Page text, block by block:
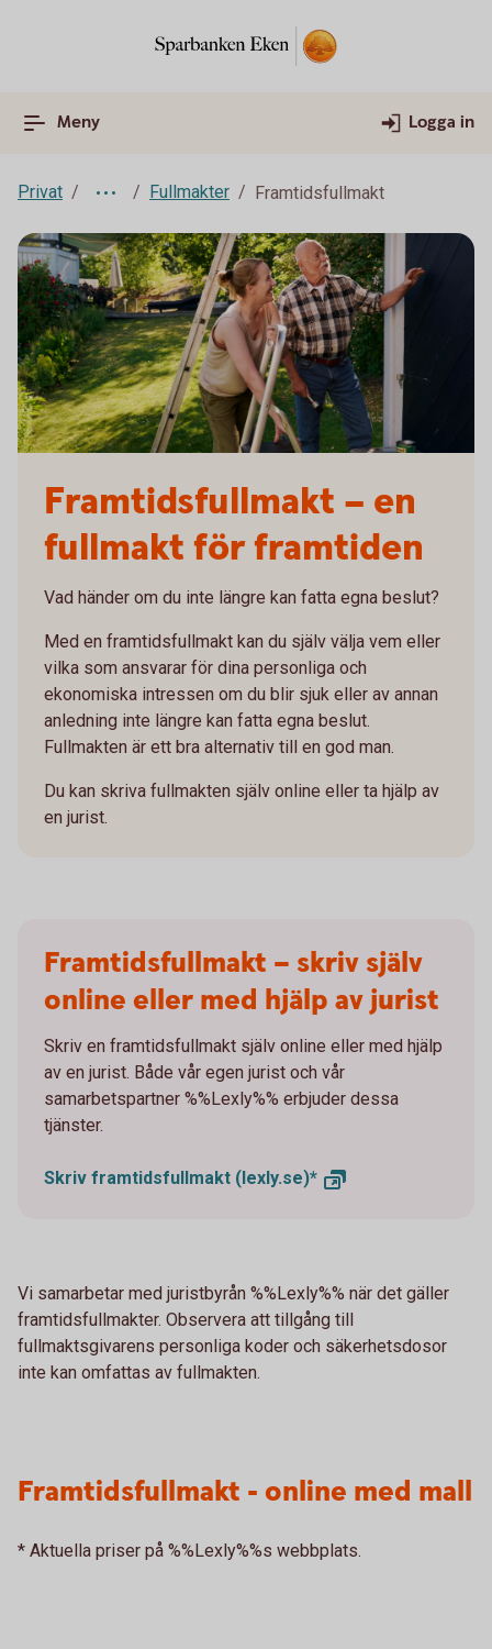
Meny Logga in
Privat Fullmakter Framtidsfullmakt
Framtidsfullmakt – en
fullmakt för framtiden
Vad händer om du inte längre kan fatta egna beslut?
Med en framtidsfullmakt kan du själv välja vem eller
vilka som ansvarar för dina personliga och
ekonomiska intressen om du blir sjuk eller av annan
anledning inte längre kan fatta egna beslut.
Fullmakten är ett bra alternativ till en god man.
Du kan skriva fullmakten själv online eller ta hjälp av
en jurist.
Framtidsfullmakt – skriv själv
online eller med hjälp av jurist
Skriv en framtidsfullmakt själv online eller med hjälp
av en jurist. Både vår egen jurist och vår
samarbetspartner %%Lexly%% erbjuder dessa
tjänster.
Skriv framtidsfullmakt (lexly.se)*
Vi samarbetar med juristbyrån %%Lexly%% när det gäller
framtidsfullmakter. Observera att tillgång till
fullmaktsgivarens personliga koder och säkerhetsdosor
inte kan omfattas av fullmakten.
Framtidsfullmakt - online med mall
* Aktuella priser på %%Lexly%%s webbplats.